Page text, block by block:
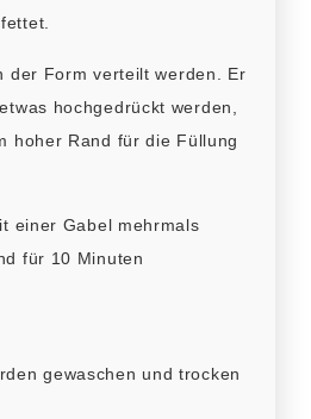
der Form verteilt werden. Er
hochgedrückt werden,
hoher Rand für die Füllung
einer Gabel mehrmals
für 10 Minuten
gewaschen und trocken